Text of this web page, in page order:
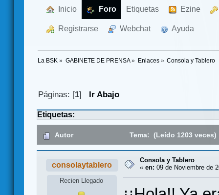
Inicio Foro Etiquetas Ezine
Registrarse Webchat Ayuda
La BSK » GABINETE DE PRENSA» Enlaces» Consola y Tablero
Páginas: [1] Ir Abajo
Etiquetas:
Autor Tema: (Leído 1203 veces)
consolaytablero
Recien Llegado
Consola y Tablero
« en: 09 de Noviembre de